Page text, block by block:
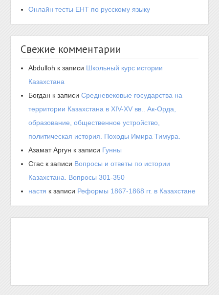
Онлайн тесты ЕНТ по русскому языку
Свежие комментарии
Abdulloh к записи Школьный курс истории
Казахстана
Богдан к записиСредневековые государства на
территории Казахстана в XIV-XV вв.. Ак-Орда,
образование, общественное устройство,
политическая история. Походы Имира Тимура.
Азамат Аргун к записи Гунны
Стас к записи Вопросы и ответы по истории
Казахстана. Вопросы 301-350
настя к записи Реформы 1867-1868 гг. в Казахстане